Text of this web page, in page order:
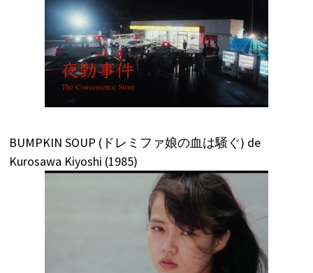
BUMPKIN SOUP (ドレミファ娘の血は騒ぐ) de
Kurosawa Kiyoshi (1985)